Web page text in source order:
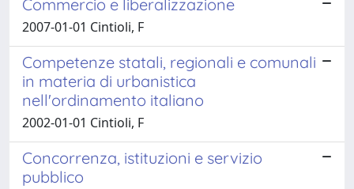
Commercio e liberalizzazione
2007-01-01 Cintioli, F
Competenze statali, regionali e comunali
in materia di urbanistica
nell'ordinamento italiano
2002-01-01 Cintioli, F
Concorrenza, istituzioni e servizio
pubblico